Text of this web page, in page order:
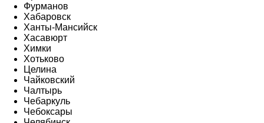
Фурманов
Хабаровск
Ханты-Мансийск
Хасавюрт
Химки
Хотьково
Целина
Чайковский
Чалтырь
Чебаркуль
Чебоксары